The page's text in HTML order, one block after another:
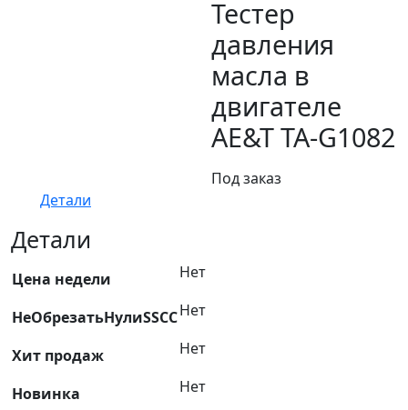
Тестер
давления
масла в
двигателе
AE&T TA-G1082
Под заказ
Детали
Детали
Цена недели Нет
НеОбрезатьНулиSSCCНет
Хит продаж Нет
Новинка Нет